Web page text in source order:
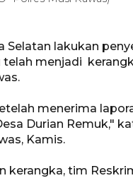
Selatan lakukan
menjadi
menerima
Durian Remuk,"
Kamis.
tim